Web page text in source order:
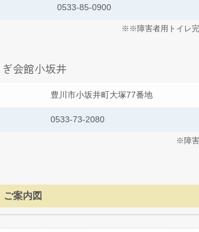
0533-85-0900
※※障害者用トイレ
会館小坂井
豊川市小坂井町大塚77番地
0533-73-2080
※障
ご案内図